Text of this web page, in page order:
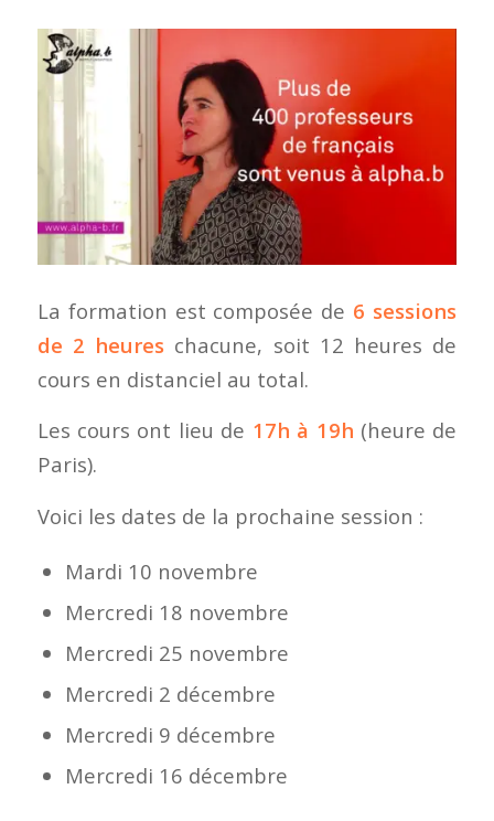
La formation est composée de 6 sessions
de 2 heures chacune, soit 12 heures de
cours en distanciel au total.
Les cours ont lieu de 17h à 19h (heure de
Paris).
Voici les dates de la prochaine session :
Mardi 10 novembre
Mercredi 18 novembre
Mercredi 25 novembre
Mercredi 2 décembre
Mercredi 9 décembre
Mercredi 16 décembre